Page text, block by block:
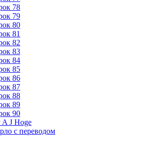
78
79
80
81
82
83
84
85
86
87
88
89
90
A J Hoge
с переводом